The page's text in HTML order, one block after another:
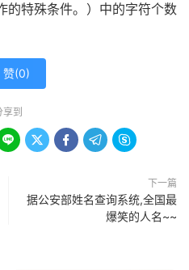
特殊条件。）中的字符个数
赞(0)
享到
    
下一篇
据公安部姓名查询系统,全国最
爆笑的人名~~